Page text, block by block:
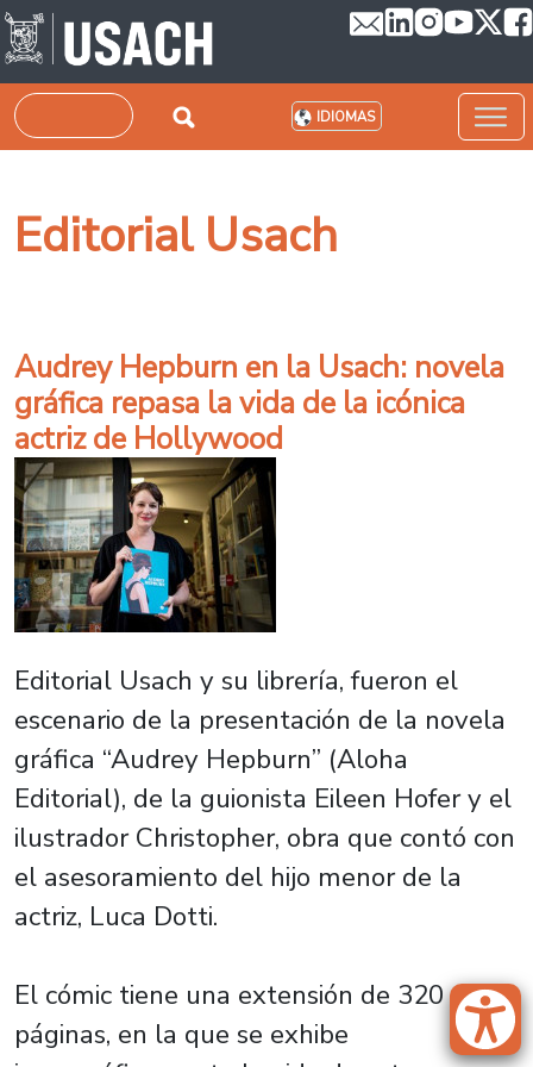
Pasar al contenido principal
Buscar IDIOMAS
Editorial Usach
Audrey Hepburn en la Usach: novela
gráfica repasa la vida de la icónica
actriz de Hollywood
Editorial Usach y su librería, fueron el
escenario de la presentación de la novela
gráfica “Audrey Hepburn” (Aloha
Editorial), de la guionista Eileen Hofer y el
ilustrador Christopher, obra que contó con
el asesoramiento del hijo menor de la
actriz, Luca Dotti.
El cómic tiene una extensión de 320
páginas, en la que se exhibe